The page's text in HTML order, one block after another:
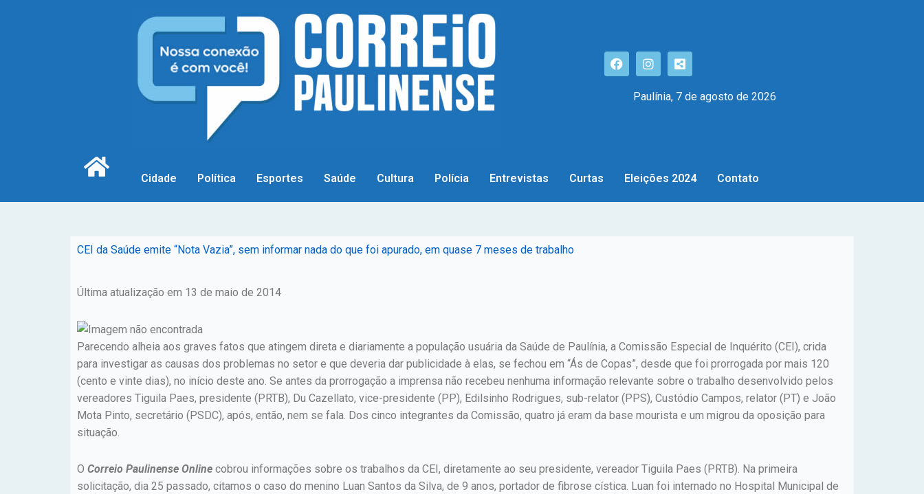
Paulínia, 7 de agosto de 2026
Cidade Política Esportes Saúde Cultura Polícia Entrevistas Curtas Eleições 2024 Contato
CEI da Saúde emite “Nota Vazia”, sem informar nada do que foi apurado, em quase 7 meses de trabalho
Última atualização em 13 de maio de 2014
Parecendo alheia aos graves fatos que atingem direta e diariamente a população usuária da Saúde de Paulínia, a Comissão Especial de Inquérito (CEI), crida
para investigar as causas dos problemas no setor e que deveria dar publicidade à elas, se fechou em “Ás de Copas”, desde que foi prorrogada por mais 120
(cento e vinte dias), no início deste ano. Se antes da prorrogação a imprensa não recebeu nenhuma informação relevante sobre o trabalho desenvolvido pelos
vereadores Tiguila Paes, presidente (PRTB), Du Cazellato, vice-presidente (PP), Edilsinho Rodrigues, sub-relator (PPS), Custódio Campos, relator (PT) e João
Mota Pinto, secretário (PSDC), após, então, nem se fala. Dos cinco integrantes da Comissão, quatro já eram da base mourista e um migrou da oposição para
situação.
O Correio Paulinense Online cobrou informações sobre os trabalhos da CEI, diretamente ao seu presidente, vereador Tiguila Paes (PRTB). Na primeira
solicitação, dia 25 passado, citamos o caso do menino Luan Santos da Silva, de 9 anos, portador de fibrose cística. Luan foi internado no Hospital Municipal de